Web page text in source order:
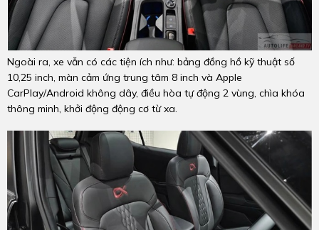
Ngoài ra, xe vẫn có các tiện ích như: bảng đồng hồ kỹ thuật số
10,25 inch, màn cảm ứng trung tâm 8 inch và Apple
CarPlay/Android không dây, điều hòa tự động 2 vùng, chìa khóa
thông minh, khởi động động cơ từ xa.